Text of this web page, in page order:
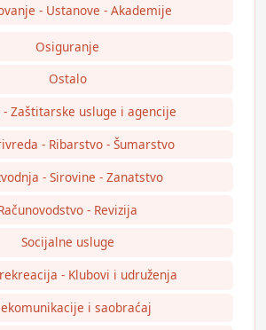
- Ustanove - Akademije
Osiguranje
Ostalo
- Zaštitarske usluge i agencije
- Ribarstvo - Šumarstvo
- Sirovine - Zanatstvo
- Revizija
Socijalne usluge
- Klubovi i udruženja
i saobraćaj